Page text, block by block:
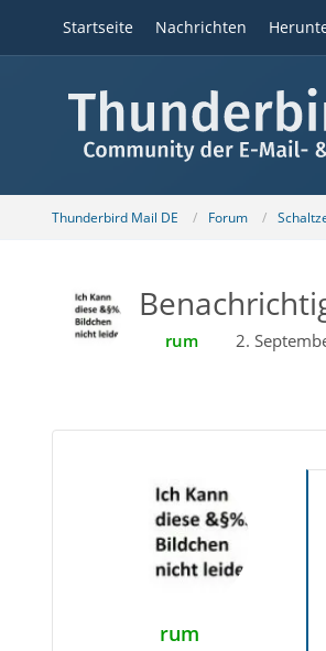
Startseite Nachrichten
Thunderbird Mail DE Forum
rum 2.
rum